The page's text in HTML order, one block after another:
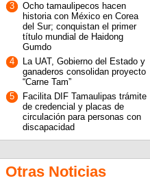
3
Ocho tamaulipecos hacen
historia con México en Corea
del Sur; conquistan el primer
título mundial de Haidong
Gumdo
4
La UAT, Gobierno del Estado y
ganaderos consolidan proyecto
“Carne Tam”
5
Facilita DIF Tamaulipas trámite
de credencial y placas de
circulación para personas con
discapacidad
Otras Noticias